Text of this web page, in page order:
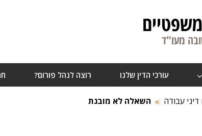
מעו"ד
עורכי הדין שלנו רוצה לנהל פורום?
דיני עבודה השאלה לא מובנת